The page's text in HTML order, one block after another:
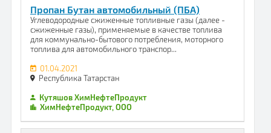
Пропан Бутан автомобильный (ПБА)
Углеводородные сжиженные топливные газы (далее -
сжиженные газы), применяемые в качестве топлива
для коммунально-бытового потребления, моторного
топлива для автомобильного транспор...
01.04.2021
Республика Татарстан
Кутяшов ХимНефтеПродукт
ХимНефтеПродукт, ООО